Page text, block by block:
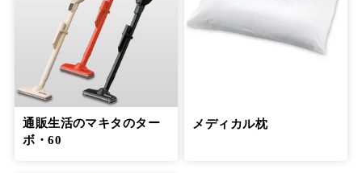
通販生活のマキタのター
ボ・60
メディカル枕